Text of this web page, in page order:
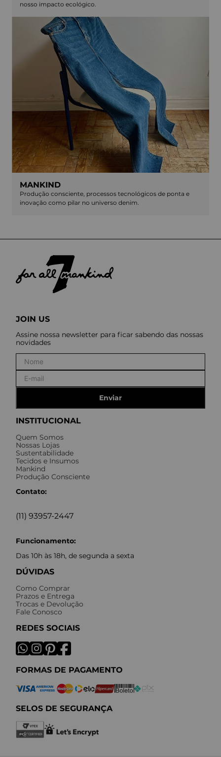
nosso impacto ecológico.
MANKIND
Produção consciente, processos tecnológicos de ponta e
inovação como pilar no universo denim.
INSTITUCIONAL
Quem Somos
Nossas Lojas
Sustentabilidade
Tecidos e Insumos
Mankind
Produção Consciente
Contato:
(11) 93957-2447
Funcionamento:
Das 10h às 18h, de segunda a sexta
DÚVIDAS
Como Comprar
Prazos e Entrega
Trocas e Devolução
Fale Conosco
REDES SOCIAIS
FORMAS DE PAGAMENTO
SELOS DE SEGURANÇA
JOIN US
Assine nossa newsletter para ficar sabendo das nossas
novidades
Enviar